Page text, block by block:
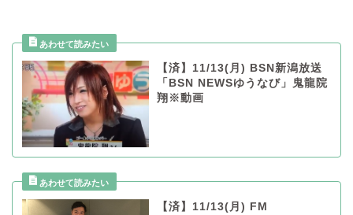
【済】11/13(月) BSN新潟放送
「BSN NEWSゆうなび」鬼龍院
翔※動画
【済】11/13(月) FM